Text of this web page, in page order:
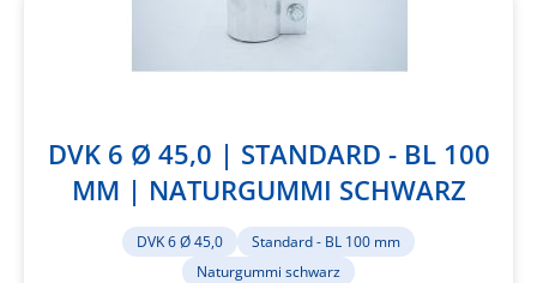
DVK 6 Ø 45,0 | STANDARD - BL 100
MM | NATURGUMMI SCHWARZ
DVK 6 Ø 45,0
Standard - BL 100 mm
Naturgummi schwarz